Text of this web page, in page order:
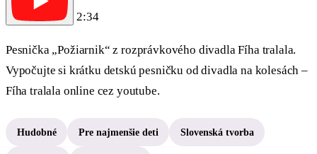
2:34
Pesnička „Požiarnik“ z rozprávkového divadla Fíha tralala.
Vypočujte si krátku detskú pesničku od divadla na kolesách –
Fíha tralala online cez youtube.
Hudobné Pre najmenšie deti Slovenská tvorba